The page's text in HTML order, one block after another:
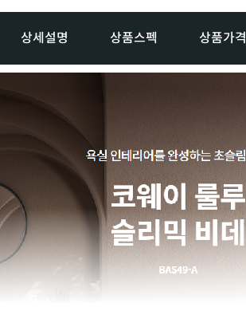
상세설명 상품스펙 상품가격